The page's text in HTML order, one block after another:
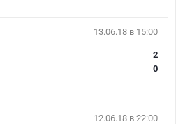
13.06.18 в 15:00
2
0
12.06.18 в 22:00